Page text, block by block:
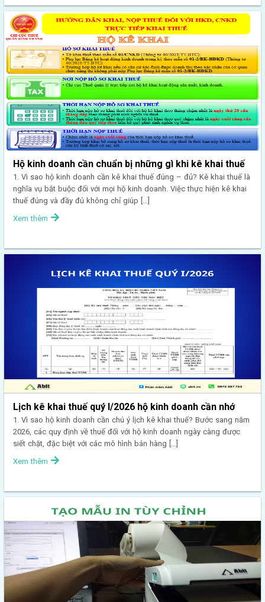
Hộ kinh doanh cần chuẩn bị những gì khi kê khai thuế
1. Vì sao hộ kinh doanh cần kê khai thuế đúng – đủ? Kê khai thuế là
nghĩa vụ bắt buộc đối với mọi hộ kinh doanh. Việc thực hiện kê khai
thuế đúng và đầy đủ không chỉ giúp […]
Xem thêm
Lịch kê khai thuế quý I/2026 hộ kinh doanh cần nhớ
1. Vì sao hộ kinh doanh cần chú ý lịch kê khai thuế? Bước sang năm
2026, các quy định về thuế đối với hộ kinh doanh ngày càng được
siết chặt, đặc biệt với các mô hình bán hàng […]
Xem thêm